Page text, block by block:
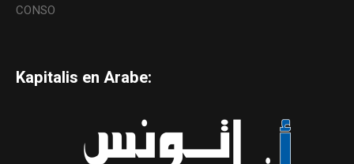
CONSO
Kapitalis en Arabe: